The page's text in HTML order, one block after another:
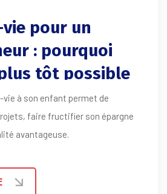
pour un
: pourquoi
tôt possible
vie à son enfant permet de
faire fructifier son épargne
avantageuse.